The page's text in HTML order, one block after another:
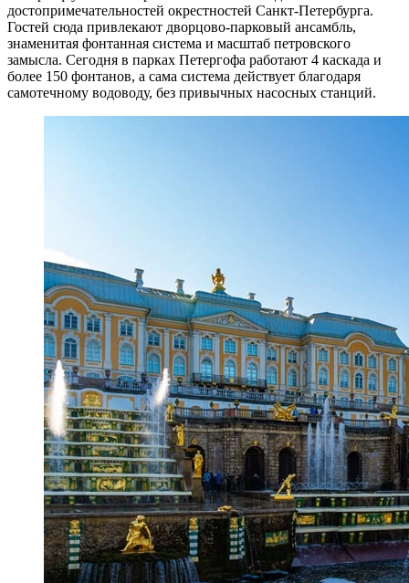
достопримечательностей окрестностей Санкт-Петербурга.
Гостей сюда привлекают дворцово-парковый ансамбль,
знаменитая фонтанная система и масштаб петровского
замысла. Сегодня в парках Петергофа работают 4 каскада и
более 150 фонтанов, а сама система действует благодаря
самотечному водоводу, без привычных насосных станций.